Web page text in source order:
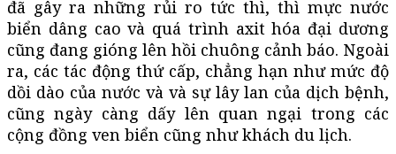
đã gây ra những rủi ro tức thì, thì mực nước
biển dâng cao và quá trình axit hóa đại dương
cũng đang gióng lên hồi chuông cảnh báo. Ngoài
ra, các tác động thứ cấp, chẳng hạn như mức độ
dồi dào của nước và và sự lây lan của dịch bệnh,
cũng ngày càng dấy lên quan ngại trong các
cộng đồng ven biển cũng như khách du lịch.